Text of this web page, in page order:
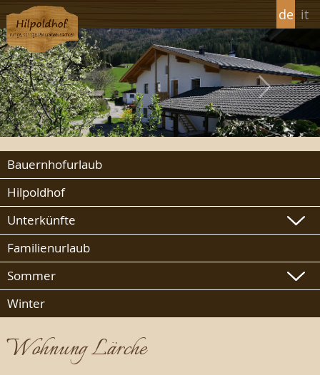
de it
Bauernhofurlaub
Hilpoldhof
Unterkünfte
Familienurlaub
Sommer
Winter
Wohnung Lärche